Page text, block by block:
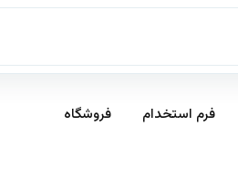
فرم استخدام فروشگاه